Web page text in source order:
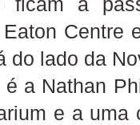
Centre
do lado da
a Nathan
e a